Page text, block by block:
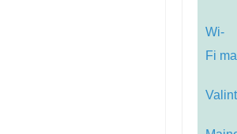
Wi-